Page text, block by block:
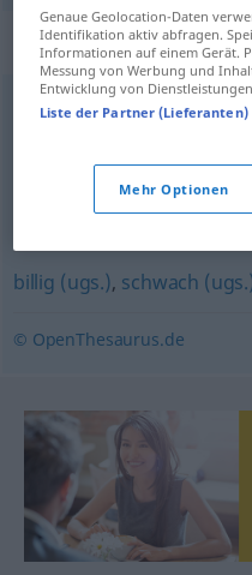
Synonyme
leiden,trauern
,bedrückt,
niedergeschlagen
billig (ugs.), schwach
© OpenThesaurus.de
Genaue Geolocation-Daten
Identifikation aktiv abfragen.
Informationen auf einem Gerät.
Messung von Werbung und
Entwicklung von
Liste der Partner (Lieferanten)
Mehr Optionen